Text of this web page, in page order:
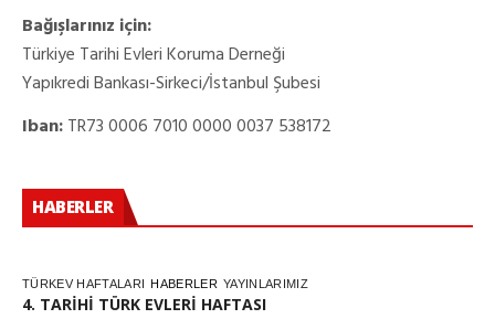
Bağışlarınız için:
Türkiye Tarihi Evleri Koruma Derneği
Yapıkredi Bankası-Sirkeci/İstanbul Şubesi
Iban:TR73 0006 7010 0000 0037 538172
HABERLER
TÜRKEV HAFTALARI HABERLER YAYINLARIMIZ
4. TARİHİ TÜRK EVLERİ HAFTASI